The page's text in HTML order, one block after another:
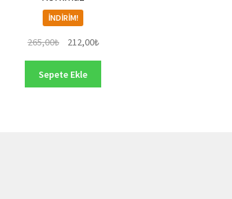
İNDIRIM!
265,00₺
Orijinal
265,00₺.
212,00₺Şu
212,00₺.
Sepete Ekle